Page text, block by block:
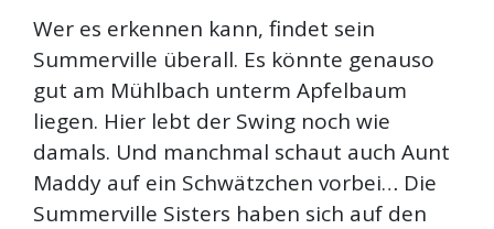
Wer es erkennen kann, findet sein
Summerville überall. Es könnte genauso
gut am Mühlbach unterm Apfelbaum
liegen. Hier lebt der Swing noch wie
damals. Und manchmal schaut auch Aunt
Maddy auf ein Schwätzchen vorbei… Die
Summerville Sisters haben sich auf den